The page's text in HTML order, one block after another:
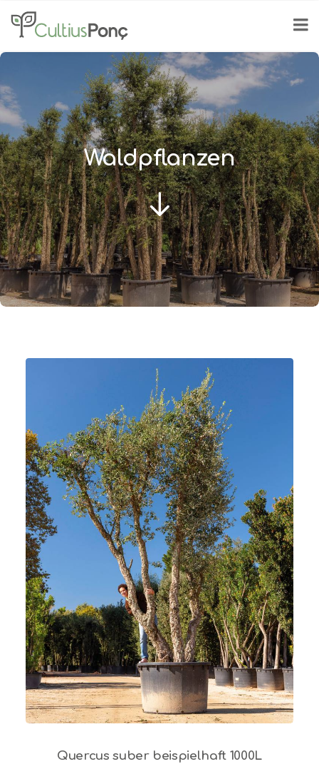
Waldpflanzen
Quercus suber beispielhaft 1000L